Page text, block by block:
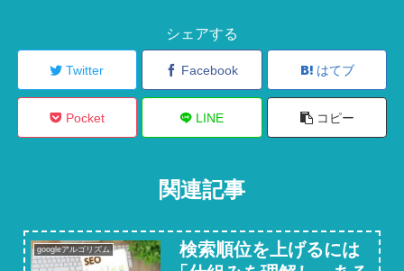
シェアする
Twitter Facebook はてブ
Pocket LINE コピー
関連記事
googleアルゴリズム
検索順位を上げるには